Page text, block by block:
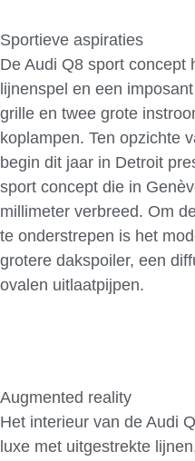
Sportieve aspiraties
De Audi Q8 sport concept
lijnenspel en een
grille en twee grote
koplampen. Ten opzichte
begin dit jaar in Detroit
sport concept die in
millimeter verbreed. Om
te onderstrepen is het
grotere dakspoiler, een
ovalen uitlaatpijpen.
Augmented reality
Het interieur van de Audi
luxe met uitgestrekte